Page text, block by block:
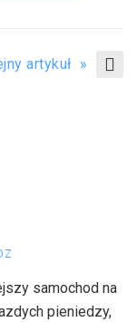
artykuł »
samochod na
pieniedzy,